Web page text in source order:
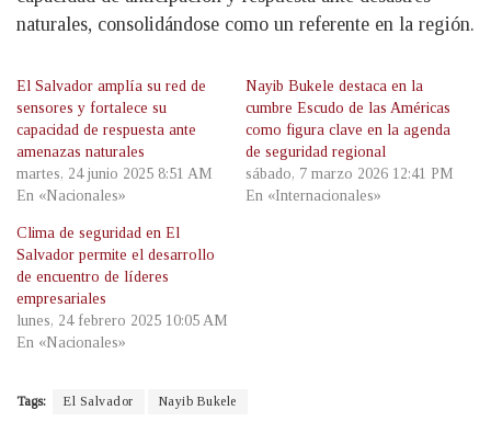
naturales, consolidándose como un referente en la región.
El Salvador amplía su red de
sensores y fortalece su
capacidad de respuesta ante
amenazas naturales
martes, 24 junio 2025 8:51 AM
En «Nacionales»
Nayib Bukele destaca en la
cumbre Escudo de las Américas
como figura clave en la agenda
de seguridad regional
sábado, 7 marzo 2026 12:41 PM
En «Internacionales»
Clima de seguridad en El
Salvador permite el desarrollo
de encuentro de líderes
empresariales
lunes, 24 febrero 2025 10:05 AM
En «Nacionales»
Tags: El Salvador Nayib Bukele